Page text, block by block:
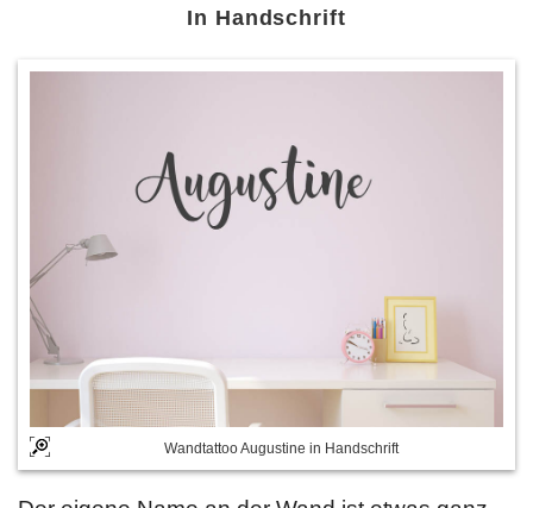
In Handschrift
Wandtattoo Augustine in Handschrift